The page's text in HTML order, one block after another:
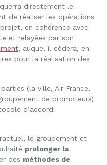
directement le
de réaliser les opérations
en cohérence avec
et relayées par son
, auquel il cèdera, en
pour la réalisation des
(la ville, Air France,
de promoteurs)
d’accord
le groupement et
prolonger la
des méthodes de